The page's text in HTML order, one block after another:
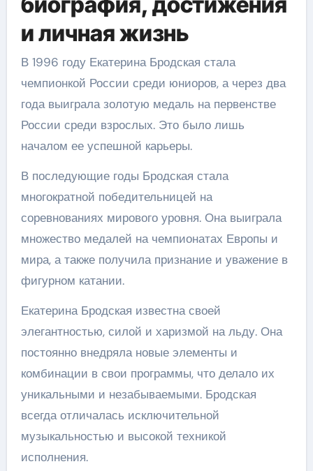
и личная жизнь
В 1996 году Екатерина Бродская стала
чемпионкой России среди юниоров, а через два
года выиграла золотую медаль на первенстве
России среди взрослых. Это было лишь
началом ее успешной карьеры.
В последующие годы Бродская стала
многократной победительницей на
соревнованиях мирового уровня. Она выиграла
множество медалей на чемпионатах Европы и
мира, а также получила признание и уважение в
фигурном катании.
Екатерина Бродская известна своей
элегантностью, силой и харизмой на льду. Она
постоянно внедряла новые элементы и
комбинации в свои программы, что делало их
уникальными и незабываемыми. Бродская
всегда отличалась исключительной
музыкальностью и высокой техникой
исполнения.